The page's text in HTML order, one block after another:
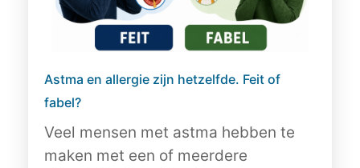
Astma en allergie zijn hetzelfde. Feit of
fabel?
Veel mensen met astma hebben te
maken met een of meerdere